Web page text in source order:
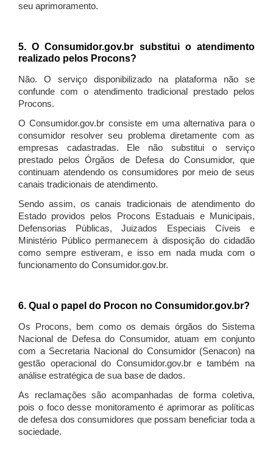
seu aprimoramento.
5. O Consumidor.gov.br substitui o atendimento
realizado pelos Procons?
Não. O serviço disponibilizado na plataforma não se
confunde com o atendimento tradicional prestado pelos
Procons.
O Consumidor.gov.br consiste em uma alternativa para o
consumidor resolver seu problema diretamente com as
empresas cadastradas. Ele não substitui o serviço
prestado pelos Órgãos de Defesa do Consumidor, que
continuam atendendo os consumidores por meio de seus
canais tradicionais de atendimento.
Sendo assim, os canais tradicionais de atendimento do
Estado providos pelos Procons Estaduais e Municipais,
Defensorias Públicas, Juizados Especiais Cíveis e
Ministério Público permanecem à disposição do cidadão
como sempre estiveram, e isso em nada muda com o
funcionamento do Consumidor.gov.br.
6. Qual o papel do Procon no Consumidor.gov.br?
Os Procons, bem como os demais órgãos do Sistema
Nacional de Defesa do Consumidor, atuam em conjunto
com a Secretaria Nacional do Consumidor (Senacon) na
gestão operacional do Consumidor.gov.br e também na
análise estratégica de sua base de dados.
As reclamações são acompanhadas de forma coletiva,
pois o foco desse monitoramento é aprimorar as políticas
de defesa dos consumidores que possam beneficiar toda a
sociedade.